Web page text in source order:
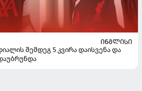
ᲘᲜᲒᲚᲘᲡᲘ
შემდეგ 5 კვირა დაისვენა და